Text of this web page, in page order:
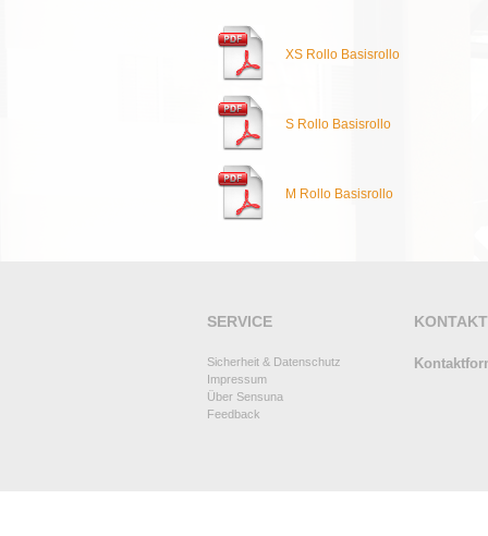
XS Rollo Basisrollo
S Rollo Basisrollo
M Rollo Basisrollo
SERVICE
Sicherheit & Datenschutz
Impressum
Über Sensuna
Feedback
KONTAKT